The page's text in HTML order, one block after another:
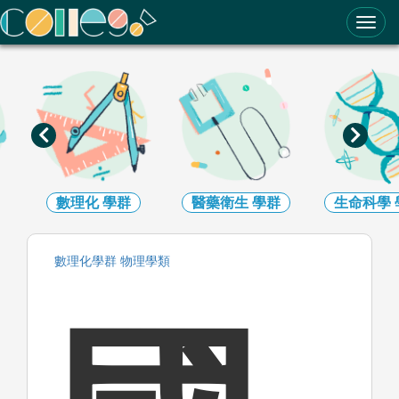
ColleGo! 大學選才與高中育才輔助系統
數理化學群 醫藥衛生 學群 生命科學
數理化學群 物理學類